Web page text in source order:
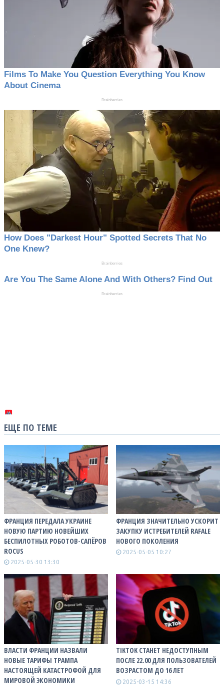
ЕЩЕ ПО ТЕМЕ
ФРАНЦИЯ ПЕРЕДАЛА УКРАИНЕ
НОВУЮ ПАРТИЮ НОВЕЙШИХ
БЕСПИЛОТНЫХ РОБОТОВ-САПЁРОВ
ROCUS
2025-05-30 13:30
ФРАНЦИЯ ЗНАЧИТЕЛЬНО УСКОРИТ
ЗАКУПКУ ИСТРЕБИТЕЛЕЙ RAFALE
НОВОГО ПОКОЛЕНИЯ
2025-05-05 10:27
ВЛАСТИ ФРАНЦИИ НАЗВАЛИ
НОВЫЕ ТАРИФЫ ТРАМПА
НАСТОЯЩЕЙ КАТАСТРОФОЙ ДЛЯ
МИРОВОЙ ЭКОНОМИКИ
TIKTOK СТАНЕТ НЕДОСТУПНЫМ
ПОСЛЕ 22.00 ДЛЯ ПОЛЬЗОВАТЕЛЕЙ
ВОЗРАСТОМ ДО 16 ЛЕТ
2025-03-15 14:36